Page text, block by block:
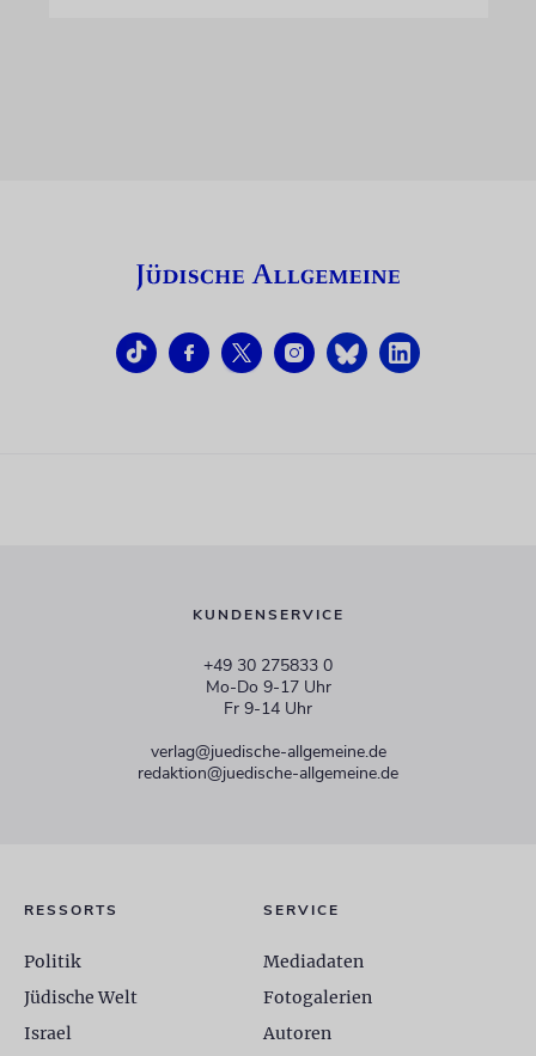
KUNDENSERVICE
+49 30 275833 0
Mo-Do 9-17 Uhr
Fr 9-14 Uhr
verlag@juedische-allgemeine.de
redaktion@juedische-allgemeine.de
RESSORTS
Politik
Jüdische Welt
Israel
SERVICE
Mediadaten
Fotogalerien
Autoren